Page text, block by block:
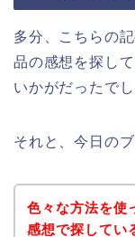
多分、こちらの
品の感想を探し
いかがだったで
それと、今日の
色々な方法を使
感想で探してい